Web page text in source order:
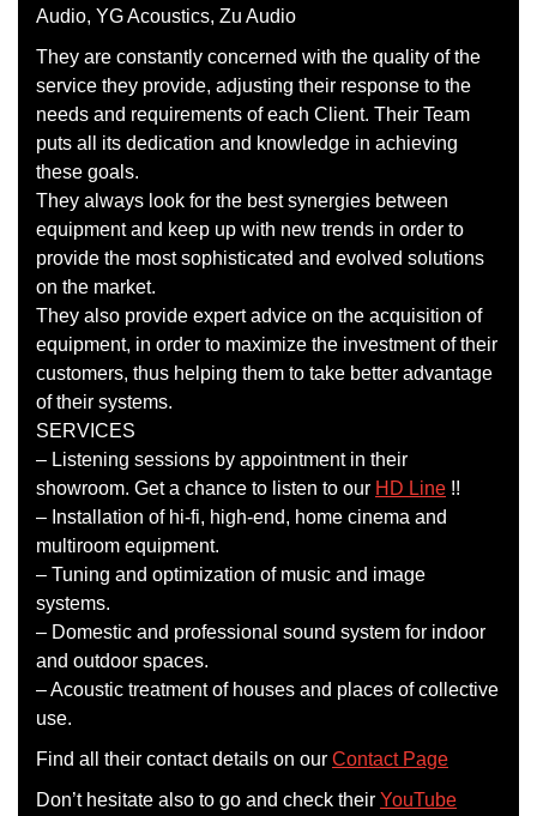
Audio, YG Acoustics, Zu Audio
They are constantly concerned with the quality of the
service they provide, adjusting their response to the
needs and requirements of each Client. Their Team
puts all its dedication and knowledge in achieving
these goals.
They always look for the best synergies between
equipment and keep up with new trends in order to
provide the most sophisticated and evolved solutions
on the market.
They also provide expert advice on the acquisition of
equipment, in order to maximize the investment of their
customers, thus helping them to take better advantage
of their systems.
SERVICES
– Listening sessions by appointment in their
showroom. Get a chance to listen to our HD Line !!
– Installation of hi-fi, high-end, home cinema and
multiroom equipment.
– Tuning and optimization of music and image
systems.
– Domestic and professional sound system for indoor
and outdoor spaces.
– Acoustic treatment of houses and places of collective
use.
Find all their contact details on our Contact Page
Don’t hesitate also to go and check their YouTube